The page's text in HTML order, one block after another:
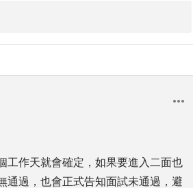
工作天就會確定，如果要進入二面也
通過，也會正式告知面試未通過，避